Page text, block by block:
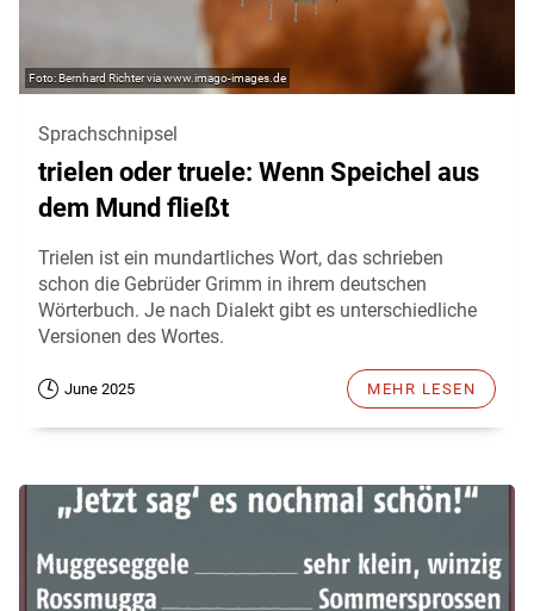
Bernhard Richter via www.imago-images.de
Sprachschnipsel
trielen oder truele: Wenn Speichel aus
dem Mund fließt
Trielen ist ein mundartliches Wort, das schrieben
schon die Gebrüder Grimm in ihrem deutschen
Wörterbuch. Je nach Dialekt gibt es unterschiedliche
Versionen des Wortes.
June 2025 MEHR LESEN